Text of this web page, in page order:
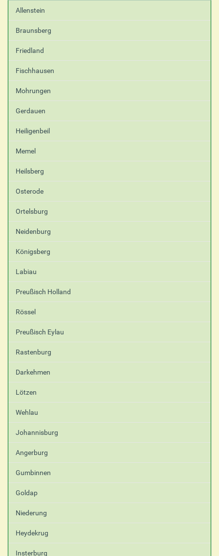
Allenstein
Braunsberg
Friedland
Fischhausen
Mohrungen
Gerdauen
Heiligenbeil
Memel
Heilsberg
Osterode
Ortelsburg
Neidenburg
Königsberg
Labiau
Preußisch Holland
Rössel
Preußisch Eylau
Rastenburg
Darkehmen
Lötzen
Wehlau
Johannisburg
Angerburg
Gumbinnen
Goldap
Niederung
Heydekrug
Insterburg